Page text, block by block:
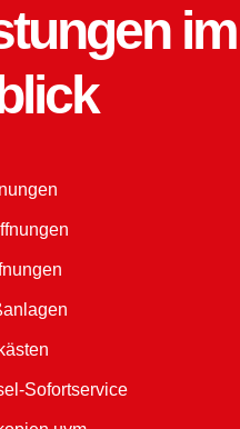
im
Sofortservice